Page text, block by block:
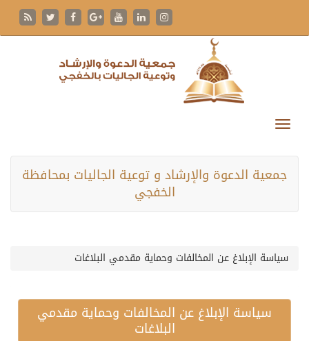
جمعية الدعوة والإرشاد و توعية الجاليات بمحافظة
الخفجي
سياسة الإبلاغ عن المخالفات وحماية مقدمي البلاغات
سياسة الإبلاغ عن المخالفات وحماية مقدمي
البلاغات